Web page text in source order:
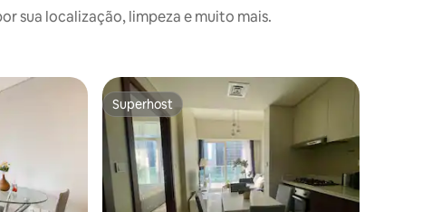
sua localização, limpeza e muito mais.
Superhost
Superhost